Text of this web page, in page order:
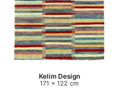
Kelim Design
171 x 122 cm